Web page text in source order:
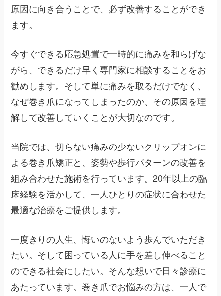
原因に向き合うことで、必ず改善することができ
ます。
今すぐできる応急処置で一時的に痛みを和らげな
がら、できるだけ早く専門家に相談することをお
勧めします。そして単に痛みを取るだけでなく、
なぜ巻き爪になってしまったのか、その原因を理
解して改善していくことが大切なのです。
当院では、切らない痛みの少ないクリップオンに
よる巻き爪矯正と、姿勢や歩行パターンの改善を
組み合わせた施術を行っています。20年以上の臨
床経験を活かして、一人ひとりの症状に合わせた
最適な治療をご提供します。
一度きりの人生、悔いのないよう歩んでいただき
たい。そして困っている人に手を差し伸べること
のできる社会にしたい。そんな想いで日々診療に
あたっています。巻き爪でお悩みの方は、一人で